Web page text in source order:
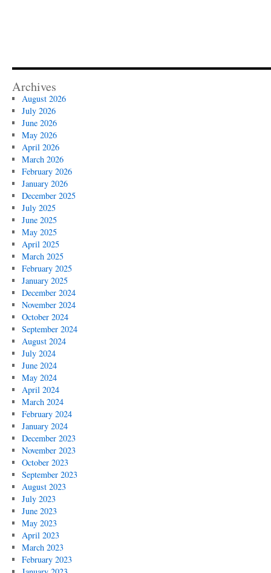
Archives
August 2026
July 2026
June 2026
May 2026
April 2026
March 2026
February 2026
January 2026
December 2025
July 2025
June 2025
May 2025
April 2025
March 2025
February 2025
January 2025
December 2024
November 2024
October 2024
September 2024
August 2024
July 2024
June 2024
May 2024
April 2024
March 2024
February 2024
January 2024
December 2023
November 2023
October 2023
September 2023
August 2023
July 2023
June 2023
May 2023
April 2023
March 2023
February 2023